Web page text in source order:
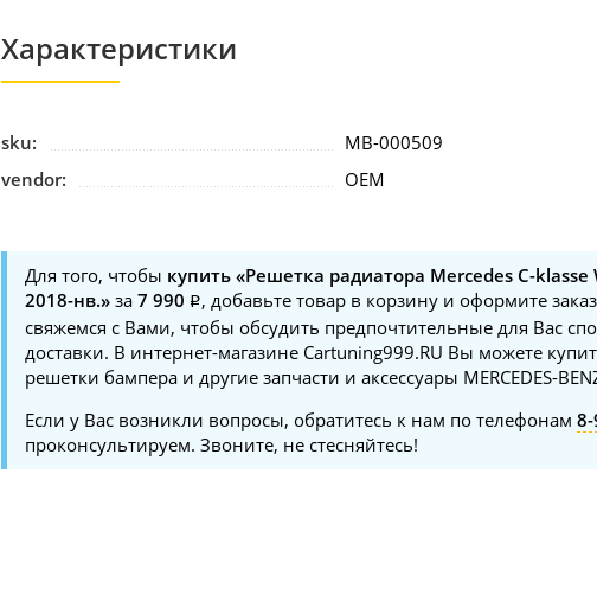
Характеристики
sku:
MB-000509
vendor:
OEM
Для того, чтобы купить «Решетка радиатора Mercedes C-klasse
2018-нв.» за 7 990
, добавьте товар в корзину и оформите
свяжемся с Вами, чтобы обсудить предпочтительные для Вас
доставки. В интернет-магазине Cartuning999.RU Вы можете
решетки бампера и другие запчасти и аксессуары MERCEDES-
Если у Вас возникли вопросы, обратитесь к нам по телефонам
проконсультируем. Звоните, не стесняйтесь!